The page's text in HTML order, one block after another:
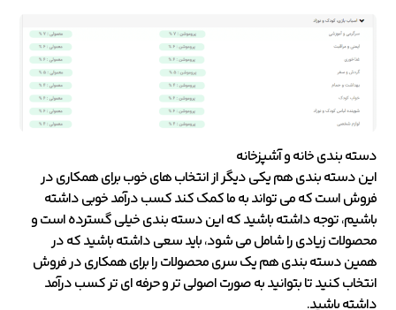
دسته بندی خانه و آشپزخانه
این دسته بندی هم یکی دیگر از انتخاب های خوب برای همکاری در
فروش است که می تواند به ما کمک کند کسب درآمد خوبی داشته
باشیم، توجه داشته باشید که این دسته بندی خیلی گسترده است و
محصولات زیادی را شامل می شود، باید سعی داشته باشید که در
همین دسته بندی هم یک سری محصولات را برای همکاری در فروش
انتخاب کنید تا بتوانید به صورت اصولی تر و حرفه ای تر کسب درآمد
داشته باشید.